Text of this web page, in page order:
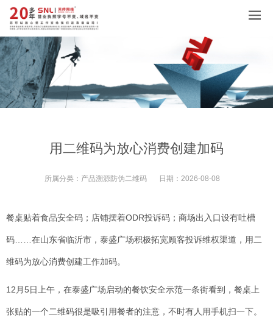
用二维码为放心消费创建加码
所属分类： 产品溯源防伪二维码 日期： 2026-08-08
餐桌贴着食品安全码；店铺摆着ODR投诉码；商场出入口设有吐槽
码……在山东省临沂市，泰盛广场积极拓宽顾客投诉维权渠道，用二
维码为放心消费创建工作加码。
12月5日上午，在泰盛广场启动的餐饮安全示范一条街看到，餐桌上
张贴的一个二维码很是吸引用餐者的注意，不时有人用手机扫一下。